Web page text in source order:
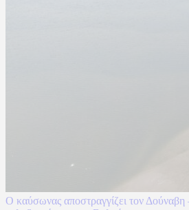
Ο καύσωνας αποστραγγίζει τον Δούναβη